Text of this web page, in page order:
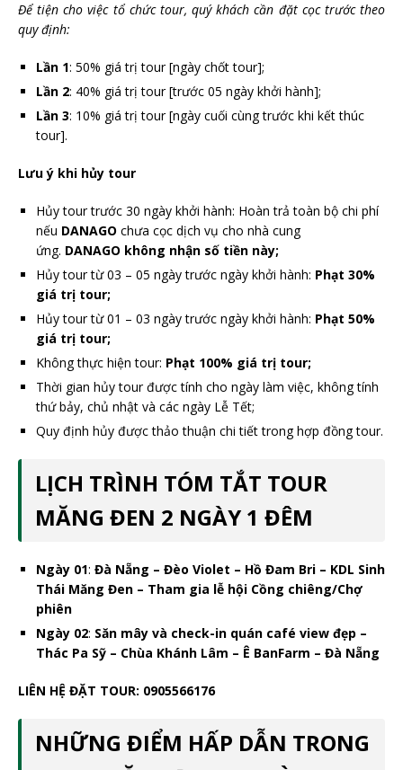
Để tiện cho việc tổ chức tour, quý khách cần đặt cọc trước theo
quy định:
Lần 1: 50% giá trị tour [ngày chốt tour];
Lần 2: 40% giá trị tour [trước 05 ngày khởi hành];
Lần 3: 10% giá trị tour [ngày cuối cùng trước khi kết thúc
tour].
Lưu ý khi hủy tour
Hủy tour trước 30 ngày khởi hành: Hoàn trả toàn bộ chi phí
nếu DANAGO chưa cọc dịch vụ cho nhà cung
ứng. DANAGO không nhận số tiền này;
Hủy tour từ 03 – 05 ngày trước ngày khởi hành: Phạt 30%
giá trị tour;
Hủy tour từ 01 – 03 ngày trước ngày khởi hành: Phạt 50%
giá trị tour;
Không thực hiện tour: Phạt 100% giá trị tour;
Thời gian hủy tour được tính cho ngày làm việc, không tính
thứ bảy, chủ nhật và các ngày Lễ Tết;
Quy định hủy được thảo thuận chi tiết trong hợp đồng tour.
LỊCH TRÌNH TÓM TẮT TOUR
MĂNG ĐEN 2 NGÀY 1 ĐÊM
Ngày 01: Đà Nẵng – Đèo Violet – Hồ Đam Bri – KDL Sinh
Thái Măng Đen – Tham gia lễ hội Cồng chiêng/Chợ
phiên
Ngày 02: Săn mây và check-in quán café view đẹp –
Thác Pa Sỹ – Chùa Khánh Lâm – Ê BanFarm – Đà Nẵng
LIÊN HỆ ĐẶT TOUR: 0905566176
NHỮNG ĐIỂM HẤP DẪN TRONG